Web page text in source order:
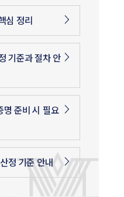
심 정리
기준과 절차 안
명 준비 시 필요
정 기준 안내